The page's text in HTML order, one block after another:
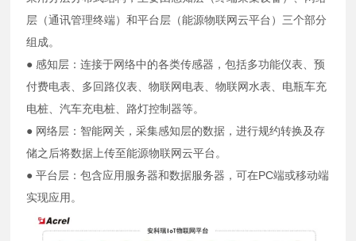
层（通讯管理终端）和平台层（能源物联网云平台）三个部分
组成。
● 感知层：连接于网络中的各类传感器，包括多功能仪表、预
付费电表、多回路仪表、物联网电表、物联网水表、电瓶车充
电桩、汽车充电桩、路灯控制器等。
● 网络层：智能网关，采集感知层的数据，进行规约转换及存
储之后将数据上传至能源物联网云平台。
● 平台层：包含应用服务器和数据服务器，可在PC端或移动端
实现应用。